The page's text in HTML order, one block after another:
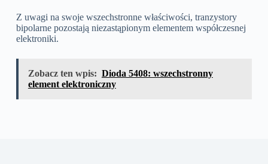
Z uwagi na swoje wszechstronne właściwości, tranzystory
bipolarne pozostają niezastąpionym elementem współczesnej
elektroniki.
Zobacz ten wpis: Dioda 5408: wszechstronny
element elektroniczny